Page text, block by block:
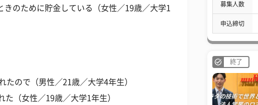
きのために貯金している（女性／19歳／大学1
たので（男性／21歳／大学4年生）
た（女性／19歳／大学1年生）
募集人数
申込締切
終了